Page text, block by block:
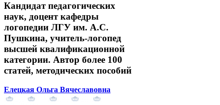
Кандидат педагогических
наук, доцент кафедры
логопедии ЛГУ им. А.С.
Пушкина, учитель-логопед
высшей квалификационной
категории. Автор более 100
статей, методических пособий
Елецкая Ольга Вячеславовна